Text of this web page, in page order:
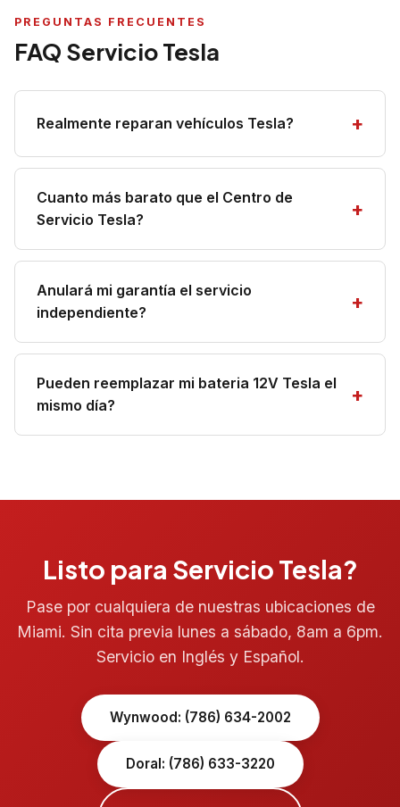
PREGUNTAS FRECUENTES
FAQ Servicio Tesla
Realmente reparan vehículos Tesla?
Cuanto más barato que el Centro de
Servicio Tesla?
Anulará mi garantía el servicio
independiente?
Pueden reemplazar mi bateria 12V Tesla el
mismo día?
Listo para Servicio Tesla?
Pase por cualquiera de nuestras ubicaciones de
Miami. Sin cita previa lunes a sábado, 8am a 6pm.
Servicio en Inglés y Español.
Wynwood: (786) 634-2002
Doral: (786) 633-3220